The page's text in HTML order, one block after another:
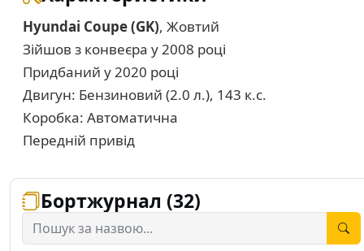
Hyundai Coupe (GK), Жовтий
Зійшов з конвеєра у 2008 році
Придбаний у 2020 році
Двигун: Бензиновий (2.0 л.), 143 к.с.
Коробка: Автоматична
Передній привід
Бортжурнал (32)